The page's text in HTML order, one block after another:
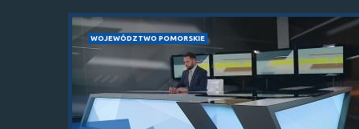
WOJEWÓDZTWO POMORSKIE